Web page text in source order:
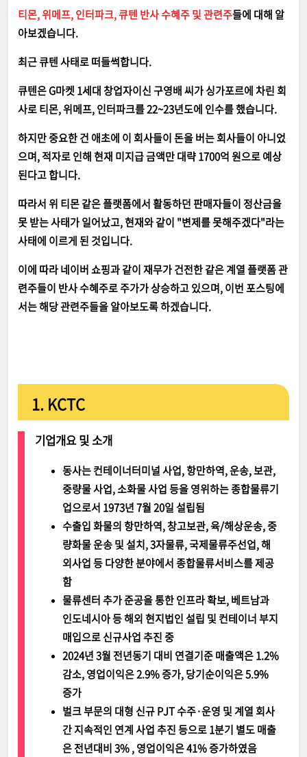
티몬, 위메프, 인터파크, 큐텐 반사 수혜주 및 관련주들에 대해 알
아보겠습니다.
최근 큐텐 사태로 떠들썩합니다.
큐텐은 G마켓 1세대 창업자이신 구영배 씨가 싱가포르에 차린 회
사로티몬, 위메프, 인터파크를 22~23년도에 인수를 했습니다.
하지만 중요한 건 애초에 이 회사들이 돈을 버는 회사들이 아니었
으며, 적자로 인해 현재 미지급 금액만 대략 1700억 원으로 예상
된다고 합니다.
따라서 위 티몬 같은 플랫폼에서 활동하던 판매자들이 정산금을
못 받는 사태가 일어났고, 현재와 같이 "변제를 못해주겠다"라는
사태에 이르게 된 것입니다.
이에 따라 네이버 쇼핑과 같이 재무가 건전한 같은 계열 플랫폼 관
련주들이 반사 수혜주로 주가가 상승하고 있으며, 이번 포스팅에
서는 해당 관련주들을 알아보도록 하겠습니다.
1. KCTC
기업개요 및 소개
동사는 컨테이너터미널 사업, 항만하역, 운송, 보관,
중량물 사업, 소화물 사업 등을 영위하는 종합물류기
업으로서 1973년 7월 20일 설립됨
수출입 화물의 항만하역, 창고보관, 육/해상운송, 중
량화물 운송 및 설치, 3자물류, 국제물류주선업, 해
외사업 등 다양한 분야에서 종합물류서비스를 제공
함
물류센터 추가 준공을 통한 인프라 확보, 베트남과
인도네시아 등 해외 현지법인 설립 및 컨테이너 부지
매입으로 신규사업 추진 중
2024년 3월 전년동기 대비 연결기준 매출액은 1.2%
감소, 영업이익은 2.9% 증가, 당기순이익은 5.9%
증가
벌크 부문의 대형 신규 PJT 수주·운영 및 계열 회사
간 지속적인 연계 사업 추진 등으로 1분기 별도 매출
은 전년대비 3% , 영업이익은 41% 증가하였음